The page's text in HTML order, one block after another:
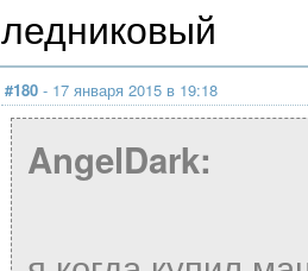
ледниковый
#180 - 17 января 2015 в 19:18
AngelDark: